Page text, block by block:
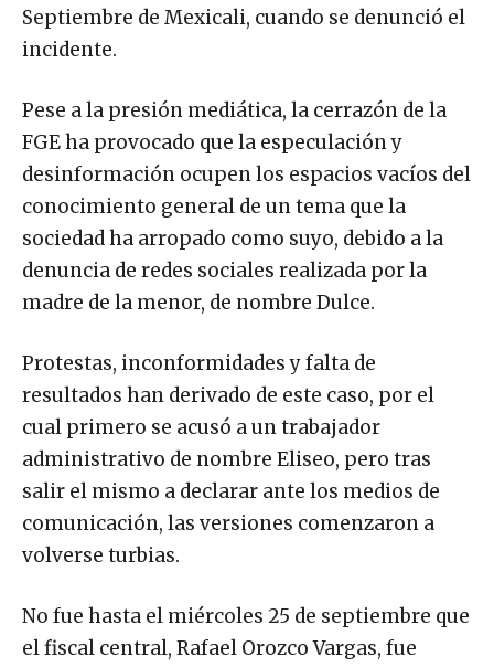
Septiembre de Mexicali, cuando se denunció el
incidente.
Pese a la presión mediática, la cerrazón de la
FGE ha provocado que la especulación y
desinformación ocupen los espacios vacíos del
conocimiento general de un tema que la
sociedad ha arropado como suyo, debido a la
denuncia de redes sociales realizada por la
madre de la menor, de nombre Dulce.
Protestas, inconformidades y falta de
resultados han derivado de este caso, por el
cual primero se acusó a un trabajador
administrativo de nombre Eliseo, pero tras
salir el mismo a declarar ante los medios de
comunicación, las versiones comenzaron a
volverse turbias.
No fue hasta el miércoles 25 de septiembre que
el fiscal central, Rafael Orozco Vargas, fue